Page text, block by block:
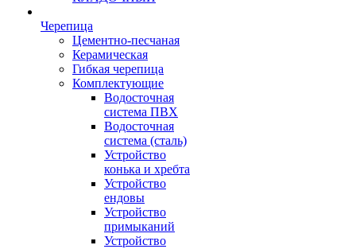
Черепица
Цементно-песчаная
Керамическая
Гибкая черепица
Комплектующие
Водосточная
система ПВХ
Водосточная
система (сталь)
Устройство
конька и хребта
Устройство
ендовы
Устройство
примыканий
Устройство